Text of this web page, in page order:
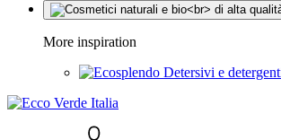
More inspiration
Detersivi e